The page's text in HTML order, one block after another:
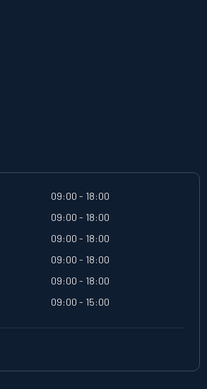
09:00 - 18:00
09:00 - 18:00
09:00 - 18:00
09:00 - 18:00
09:00 - 18:00
09:00 - 15:00